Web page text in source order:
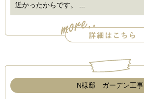
近かったからです。 ...
N様邸 ガーデン工事